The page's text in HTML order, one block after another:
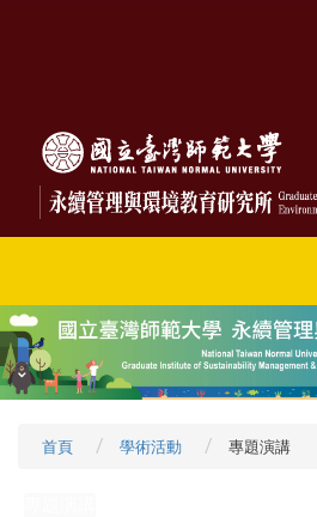
首頁 學術活動 專題演講